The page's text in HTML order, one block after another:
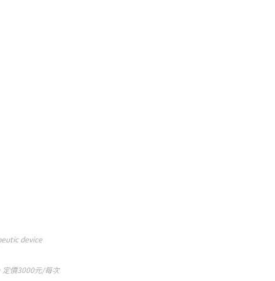
device
定價3000元/每次